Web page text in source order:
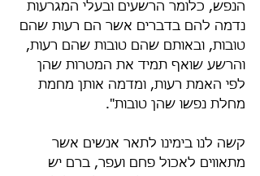
הנפש, כלומר הרשעים ובעלי המגרעות
נדמה להם בדברים אשר הם רעות שהם
טובות, ובאותם שהם טובות שהם רעות,
והרשע שואף תמיד את המטרות שהן
לפי האמת רעות, ומדמה אותן מחמת
מחלת נפשו שהן טובות".
קשה לנו בימינו לתאר אנשים אשר
מתאווים לאכול פחם ועפר, ברם יש